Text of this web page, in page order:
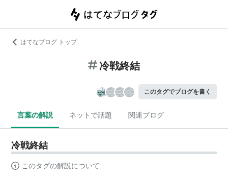
はてなブログ トップ
冷戦終結
このタグでブログを書く
言葉の解説 ネットで話題 関連ブログ
冷戦終結
このタグの解説について